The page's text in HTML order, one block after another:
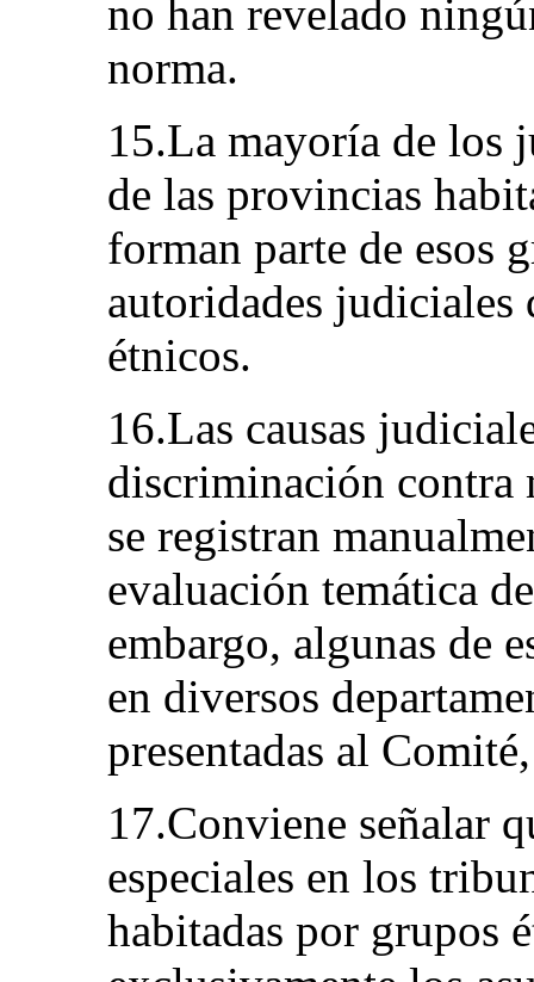
no han revelado
norma.
15.La mayoría de los
de las provincias
forman parte de esos
autoridades judiciales
étnicos.
16.Las causas
discriminación contra
se registran
evaluación temática
embargo, algunas de
en diversos
presentadas al
17.Conviene señalar
especiales en los
habitadas por grupos